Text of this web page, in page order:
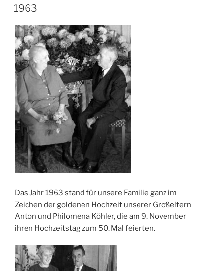
AM
1963
Das Jahr 1963 stand für unsere Familie ganz im
Zeichen der goldenen Hochzeit unserer Großeltern
Anton und Philomena Köhler, die am 9. November
ihren Hochzeitstag zum 50. Mal feierten.